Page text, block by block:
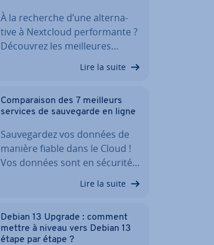
À la recherche d’une al­ter­na­
tive à Nextcloud per­for­mante ?
Découvrez les meil­leures…
Lire la suite
Com­pa­rai­son des 7 meilleurs
services de sau­ve­garde en ligne
Sau­ve­gar­dez vos données de
manière fiable dans le Cloud !
Vos données sont en sécurité…
Lire la suite
Debian 13 Upgrade : comment
mettre à niveau vers Debian 13
étape par étape ?